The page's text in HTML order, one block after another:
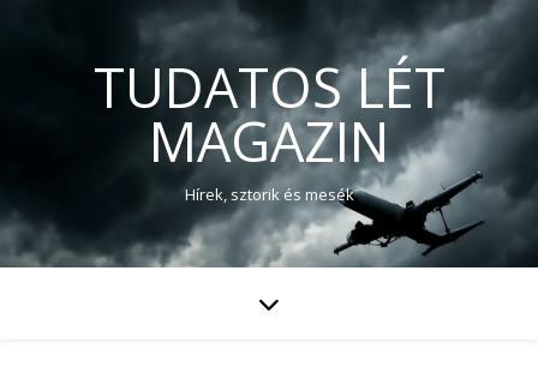
TUDATOS LÉT
MAGAZIN
Hírek, sztorik és mesék